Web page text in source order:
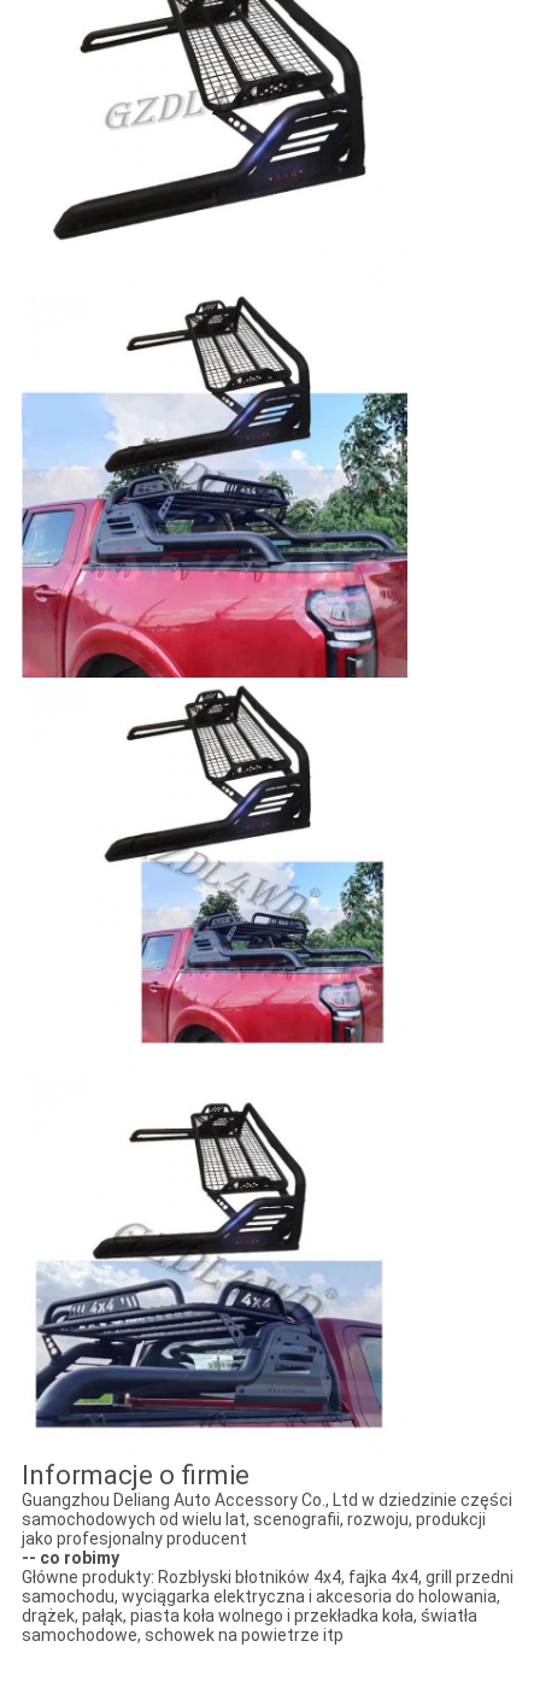
Informacje o firmie
Guangzhou Deliang Auto Accessory Co., Ltd w dziedzinie części
samochodowych od wielu lat, scenografii, rozwoju, produkcji
jako profesjonalny producent
-- co robimy
Główne produkty: Rozbłyski błotników 4x4, fajka 4x4, grill przedni
samochodu, wyciągarka elektryczna i akcesoria do holowania,
drążek, pałąk, piasta koła wolnego i przekładka koła, światła
samochodowe, schowek na powietrze itp